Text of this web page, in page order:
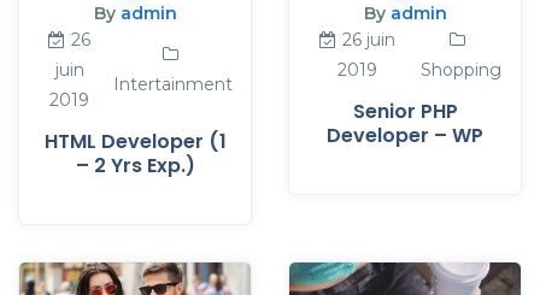
By admin
26
juin
2019
Intertainment
HTML Developer (1
– 2 Yrs Exp.)
By admin
26 juin
2019
Shopping
Senior PHP
Developer – WP